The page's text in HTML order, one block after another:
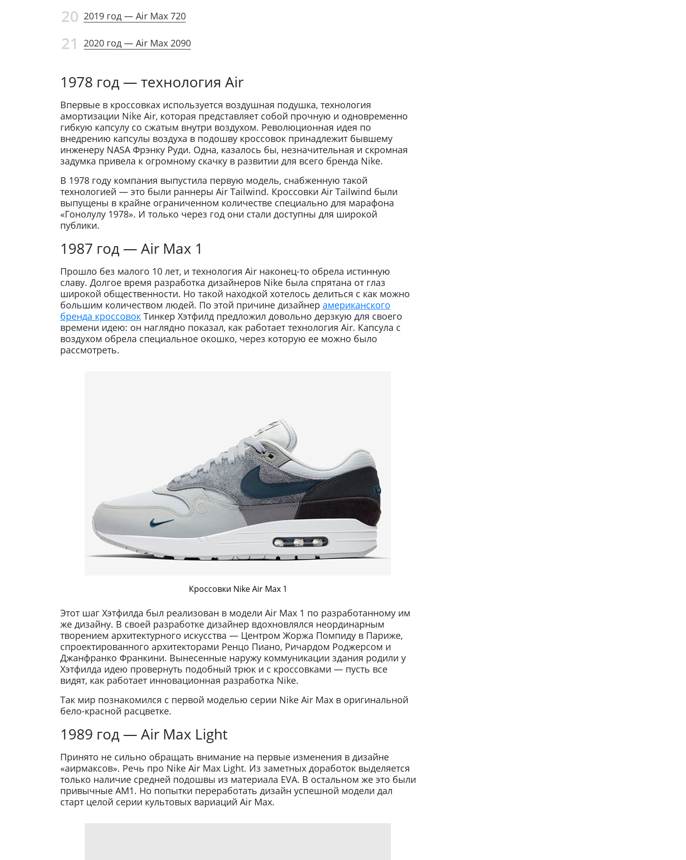
20 2019 год — Air Max 720
21 2020 год — Air Max 2090
1978 год — технология Air
Впервые в кроссовках используется воздушная подушка, технология
амортизации Nike Air, которая представляет собой прочную и одновременно
гибкую капсулу со сжатым внутри воздухом. Революционная идея по
внедрению капсулы воздуха в подошву кроссовок принадлежит бывшему
инженеру NASA Фрэнку Руди. Одна, казалось бы, незначительная и скромная
задумка привела к огромному скачку в развитии для всего бренда Nike.
В 1978 году компания выпустила первую модель, снабженную такой
технологией — это были раннеры Air Tailwind. Кроссовки Air Tailwind были
выпущены в крайне ограниченном количестве специально для марафона
«Гонолулу 1978». И только через год они стали доступны для широкой
публики.
1987 год — Air Max 1
Прошло без малого 10 лет, и технология Air наконец-то обрела истинную
славу. Долгое время разработка дизайнеров Nike была спрятана от глаз
широкой общественности. Но такой находкой хотелось делиться с как можно
большим количеством людей. По этой причине дизайнер американского
бренда кроссовокТинкер Хэтфилд предложил довольно дерзкую для своего
времени идею: он наглядно показал, как работает технология Air. Капсула с
воздухом обрела специальное окошко, через которую ее можно было
рассмотреть.
Кроссовки Nike Air Max 1
Этот шаг Хэтфилда был реализован в модели Air Max 1 по разработанному им
же дизайну. В своей разработке дизайнер вдохновлялся неординарным
творением архитектурного искусства — Центром Жоржа Помпиду в Париже,
спроектированного архитекторами Ренцо Пиано, Ричардом Роджерсом и
Джанфранко Франкини. Вынесенные наружу коммуникации здания родили у
Хэтфилда идею провернуть подобный трюк и с кроссовками — пусть все
видят, как работает инновационная разработка Nike.
Так мир познакомился с первой моделью серии Nike Air Max в оригинальной
бело-красной расцветке.
1989 год — Air Max Light
Принято не сильно обращать внимание на первые изменения в дизайне
«аирмаксов». Речь про Nike Air Max Light. Из заметных доработок выделяется
только наличие средней подошвы из материала EVA. В остальном же это были
привычные AM1. Но попытки переработать дизайн успешной модели дал
старт целой серии культовых вариаций Air Max.